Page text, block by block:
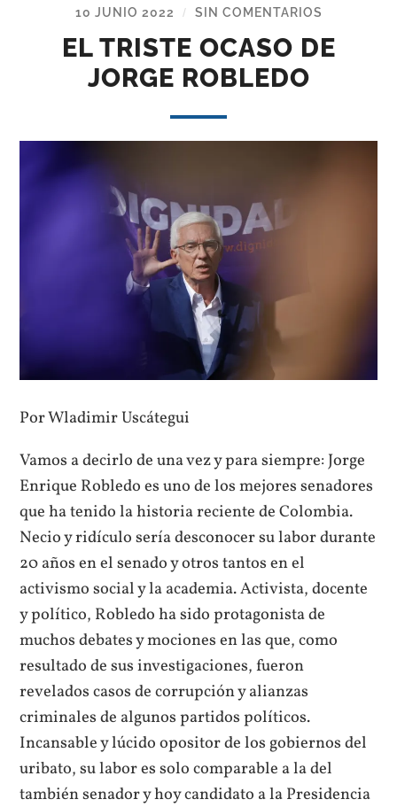
10 JUNIO 2022 / SIN COMENTARIOS
EL TRISTE OCASO DE
JORGE ROBLEDO
Por Wladimir Uscátegui
Vamos a decirlo de una vez y para siempre: Jorge
Enrique Robledo es uno de los mejores senadores
que ha tenido la historia reciente de Colombia.
Necio y ridículo sería desconocer su labor durante
20 años en el senado y otros tantos en el
activismo social y la academia. Activista, docente
y político, Robledo ha sido protagonista de
muchos debates y mociones en las que, como
resultado de sus investigaciones, fueron
revelados casos de corrupción y alianzas
criminales de algunos partidos políticos.
Incansable y lúcido opositor de los gobiernos del
uribato, su labor es solo comparable a la del
también senador y hoy candidato a la Presidencia